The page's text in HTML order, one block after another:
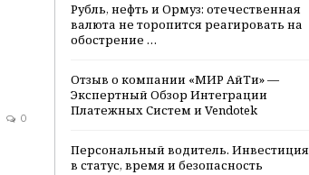
0
Рубль, нефть и Ормуз: отечественная
валюта не торопится реагировать на
обострение …
Отзыв о компании «МИР АйТи» —
Экспертный Обзор Интеграции
Платежных Систем и Vendotek
Персональный водитель. Инвестиция
в статус, время и безопасность